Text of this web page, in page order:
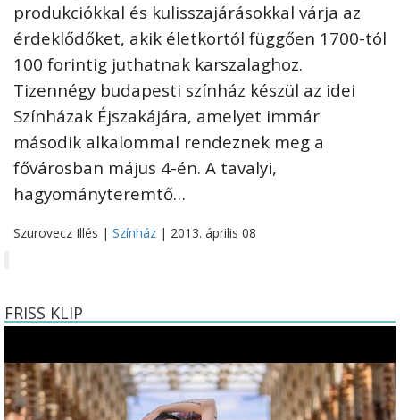
produkciókkal és kulisszajárásokkal várja az
érdeklődőket, akik életkortól függően 1700-tól
100 forintig juthatnak karszalaghoz.
Tizennégy budapesti színház készül az idei
Színházak Éjszakájára, amelyet immár
második alkalommal rendeznek meg a
fővárosban május 4-én. A tavalyi,
hagyományteremtő…
Szurovecz Illés | Színház | 2013. április 08
FRISS KLIP